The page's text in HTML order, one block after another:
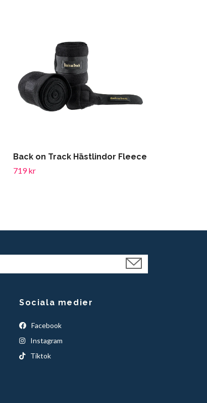
Back on Track Hästlindor Fleece
719 kr
Sociala medier
Facebook
Instagram
Tiktok